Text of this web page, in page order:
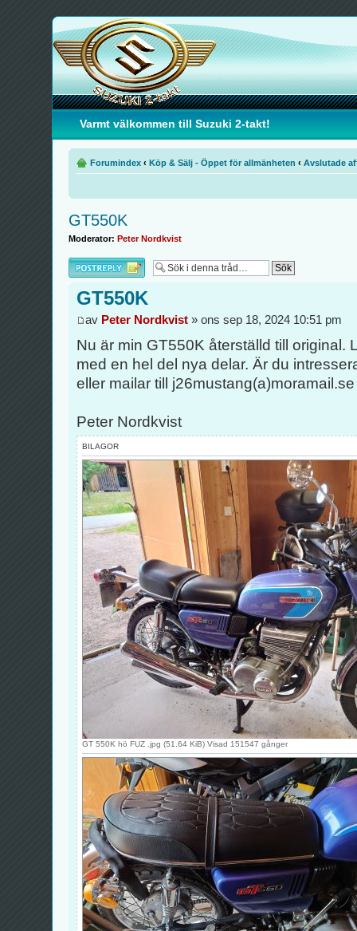
Varmt välkommen till Suzuki 2-takt!
Forumindex ‹ Köp & Sälj - Öppet för allmänheten ‹ Avslutade
GT550K
Moderator: Peter Nordkvist
Besvara
GT550K
av Peter Nordkvist » ons sep 18, 2024 10:51 pm
Nu är min GT550K återställd till original.
med en hel del nya delar. Är du
eller mailar till j26mustang(a)moramail.se
Peter Nordkvist
BILAGOR
GT 550K hö FUZ .jpg (51.64 KiB) Visad 151547 gånger